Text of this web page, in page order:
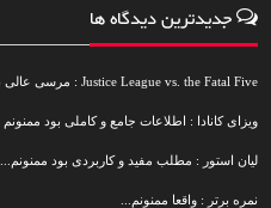
جدیدترین دیدگاه ها
Justice League vs. the Fatal Five : مرسی عالی بود استاد...
ویزای کانادا : اطلاعات جامع و کاملی بود
لیان استور : مطلب مفید و کاربردی بود ممنونم...
نمره برتر : واقعا ممنونم...